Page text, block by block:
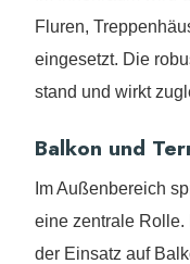
Fluren,
eingesetzt. Die
stand und wirkt
Balkon und
Im Außenbereich
eine zentrale
der Einsatz auf